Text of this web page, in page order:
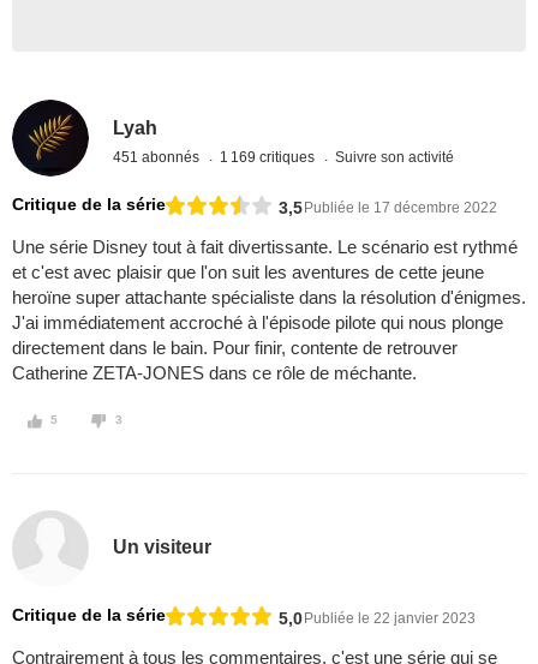
Lyah
451 abonnés 1 169 critiques Suivre son activité
Critique de la série 3,5Publiée le 17 décembre 2022
Une série Disney tout à fait divertissante. Le scénario est rythmé
et c'est avec plaisir que l'on suit les aventures de cette jeune
heroïne super attachante spécialiste dans la résolution d'énigmes.
J'ai immédiatement accroché à l'épisode pilote qui nous plonge
directement dans le bain. Pour finir, contente de retrouver
Catherine ZETA-JONES dans ce rôle de méchante.
5 3
Un visiteur
Critique de la série 5,0Publiée le 22 janvier 2023
Contrairement à tous les commentaires, c'est une série qui se